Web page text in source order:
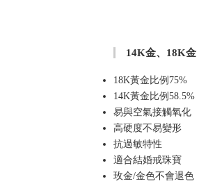
14K金、18K金
18K黃金比例75%
14K黃金比例58.5%
易與空氣接觸氧化
高硬度不易變形
抗過敏特性
適合結婚戒珠寶
玫金/金色不會退色